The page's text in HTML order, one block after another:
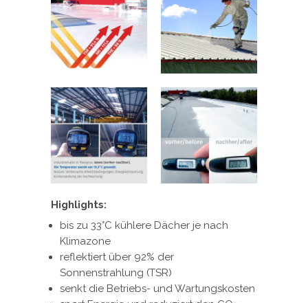
Highlights:
bis zu 33°C kühlere Dächer je nach
Klimazone
reflektiert über 92% der
Sonnenstrahlung (TSR)
senkt die Betriebs- und Wartungskosten